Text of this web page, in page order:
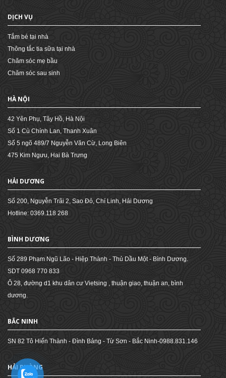
DỊCH VỤ
Tắm bé tại nhà
Thông tắc tia sữa tại nhà
Chăm sóc mẹ bầu
Chăm sóc sau sinh
HÀ NỘI
42 Yên Phụ, Tây Hồ, Hà Nội
Số 1 Cù Chính Lan, Thanh Xuân
Số 5 ngõ 489/7 Nguyễn Văn Cừ, Long Biên
475 Kim Ngưu, Hai Bà Trưng
HẢI DƯƠNG
Số 200, Nguyễn Trãi 2, Sao Đỏ, Chí Linh, Hải Dương
Hotline: 0369.118 268
BÌNH DƯƠNG
Số 289 Phạm Ngũ Lão - Hiệp Thành - Thủ Dầu Một - Bình Dương.
SDT 0968 770 833
Ô 28, đường d1 khu dân cư Vietsing , thuận giao, thuận an, bình
dương.
BẮC NINH
SN 82 Tô Hiến Thành - Đình Bảng - Từ Sơn - Bắc Ninh-0988.831.146
HẢI PHÒNG